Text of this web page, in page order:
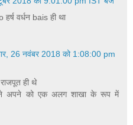
वर्धन bais ही था
26 नवंबर 2018 को 1:08:00 pm
ही थे
अपने को एक अलग शाखा के रूप में